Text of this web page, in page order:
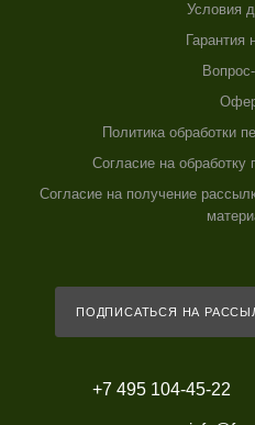
Условия
Гарантия
Политика обработки
Согласие на
Согласие на получение
ПОДПИСАТЬСЯ НА
+7 495 104-45-22